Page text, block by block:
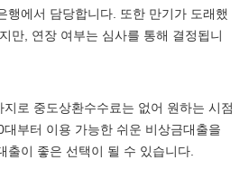
행에서 담당합니다. 또한 만기가 도래했
만, 연장 여부는 심사를 통해 결정됩니
로 중도상환수수료는 없어 원하는 시점
부터 이용 가능한 쉬운 비상금대출을
출이 좋은 선택이 될 수 있습니다.